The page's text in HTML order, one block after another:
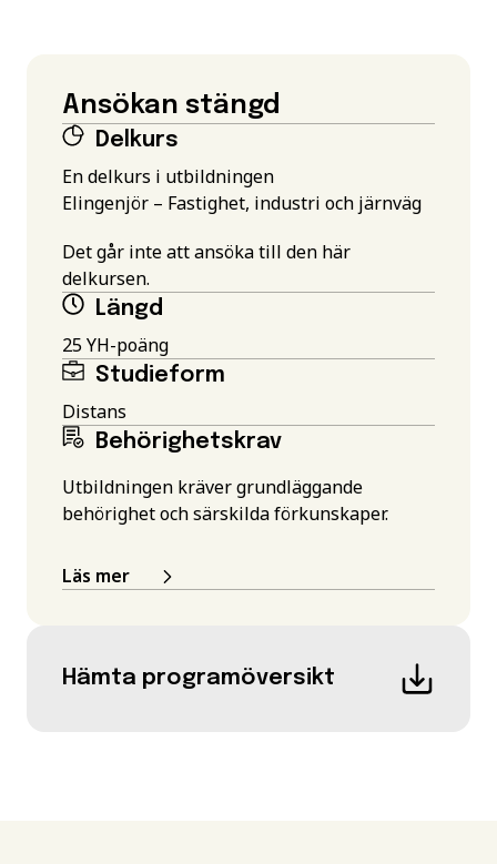
Ansökan stängd
Delkurs
En delkurs i utbildningen
Elingenjör – Fastighet, industri och järnväg
Det går inte att ansöka till den här
delkursen.
Längd
25 YH-poäng
Studieform
Distans
Behörighetskrav
Utbildningen kräver grundläggande
behörighet och särskilda förkunskaper.
Läs mer
Hämta programöversikt